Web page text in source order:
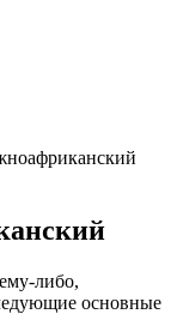
либо,
основные